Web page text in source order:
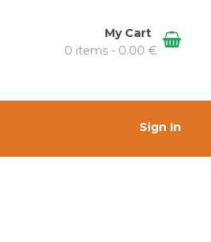
My Cart
0 items - 0.00 €
Sign In